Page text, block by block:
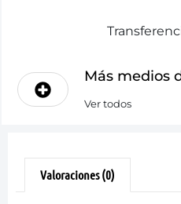
Más medios
Ver todos
Valoraciones (0)